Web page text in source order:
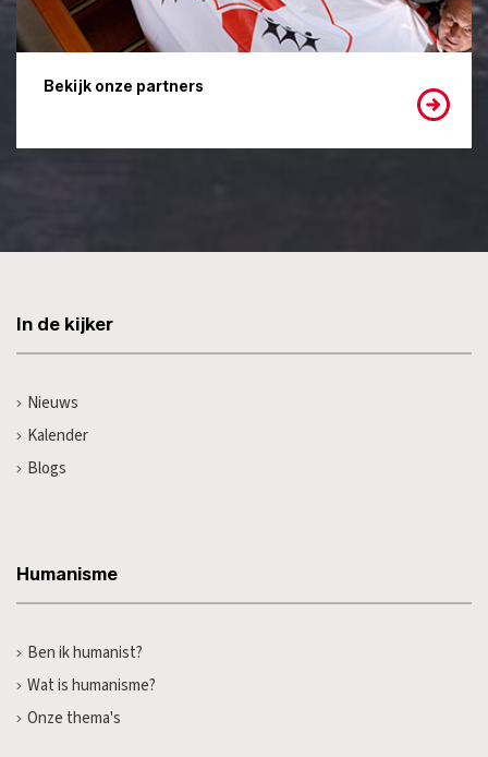
Bekijk onze partners
In de kijker
Nieuws
Kalender
Blogs
Humanisme
Ben ik humanist?
Wat is humanisme?
Onze thema's